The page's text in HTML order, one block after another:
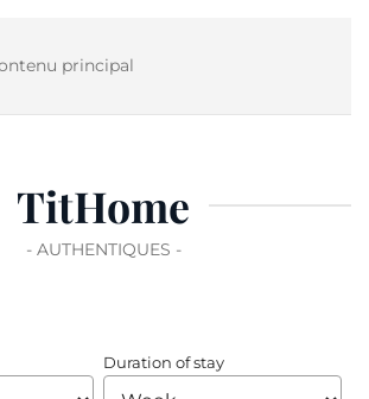
principal
TitHome
- AUTHENTIQUES -